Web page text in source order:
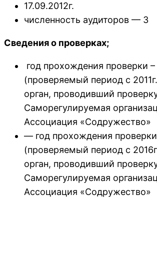
17.09.2012г.
численность аудиторов — 3
Сведения о проверках;
год прохождения проверки –
(проверяемый период с
орган, проводивший
Саморегулируемая
Ассоциация «Содружество»
— год прохождения проверки
(проверяемый период с
орган, проводивший
Саморегулируемая
Ассоциация «Содружество»